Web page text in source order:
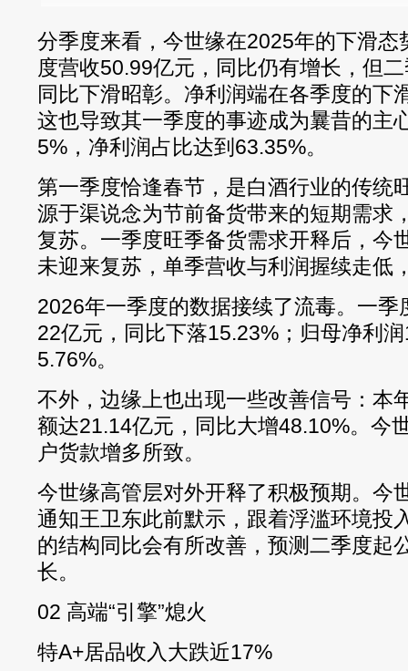
分季度来看，今世缘在2025年的下滑态
度营收50.99亿元，同比仍有增长，但
同比下滑昭彰。净利润端在各季度的下
这也导致其一季度的事迹成为曩昔的主
5%，净利润占比达到63.35%。
第一季度恰逢春节，是白酒行业的传统
源于渠说念为节前备货带来的短期需求
复苏。一季度旺季备货需求开释后，今
未迎来复苏，单季营收与利润握续走低
2026年一季度的数据接续了流毒。一
22亿元，同比下落15.23%；归母净利
5.76%。
不外，边缘上也出现一些改善信号：本
额达21.14亿元，同比大增48.10%。今
户货款增多所致。
今世缘高管层对外开释了积极预期。今
通知王卫东此前默示，跟着浮滥环境投
的结构同比会有所改善，预测二季度起
长。
02 高端“引擎”熄火
特A+居品收入大跌近17%